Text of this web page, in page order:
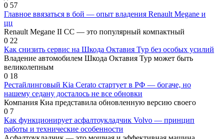
0 57
Главное ввязаться в бой — опыт владения Renault Megane и
цц
Renault Megane II CC — это популярный компактный
0 22
Как снизить сервис на Шкода Октавия Тур без особых усилий
Владение автомобилем Шкода Октавия Тур может быть
великолепным
0 18
Рестайлинговый Kia Cerato стартует в РФ — богаче, но
нашему седану досталось не все обновки
Компания Киа представила обновленную версию своего
0 7
Как функционирует асфалтоукладчик Volvo — принцип
работы и технические особенности